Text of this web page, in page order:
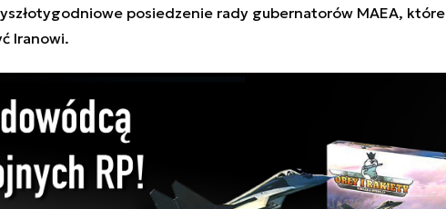
posiedzenie rady gubernatorów MAEA, które
Iranowi.